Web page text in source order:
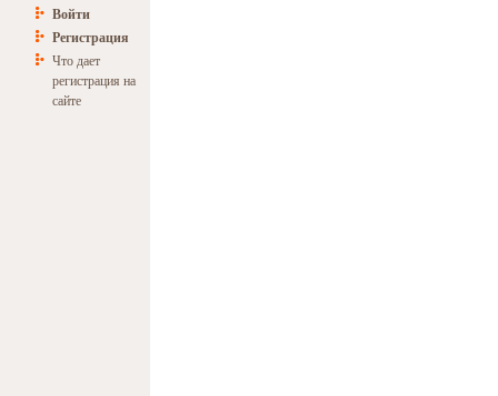
Войти
Регистрация
Что дает
регистрация на
сайте